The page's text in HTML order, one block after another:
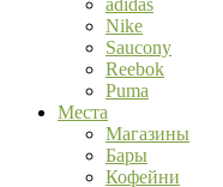
adidas
Nike
Saucony
Reebok
Puma
Места
Магазины
Бары
Кофейни